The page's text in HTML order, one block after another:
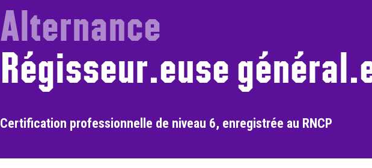
Alternance
Régisseur.euse
Certification professionnelle de niveau 6, enregistrée au RNCP